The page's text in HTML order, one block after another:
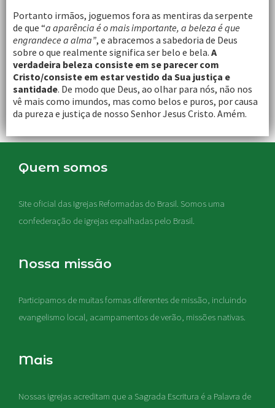
Portanto irmãos, joguemos fora as mentiras da serpente
de que “a aparência é o mais importante, a beleza é que
engrandece a alma”, e abracemos a sabedoria de Deus
sobre o que realmente significa ser belo e bela. A
verdadeira beleza consiste em se parecer com
Cristo/consiste em estar vestido da Sua justiça e
santidade. De modo que Deus, ao olhar para nós, não nos
vê mais como imundos, mas como belos e puros, por causa
da pureza e justiça de nosso Senhor Jesus Cristo. Amém.
Quem somos
Site oficial das Igrejas Reformadas do Brasil. Somos uma
confederação de igrejas espalhadas pelo Brasil.
Nossa missão
Participamos de muitas formas diferentes de missão, incluindo
evangelismo local, acampamentos de verão, missões nativas.
Mais
Nossas igrejas acreditam que a Sagrada Escritura é a Palavra de